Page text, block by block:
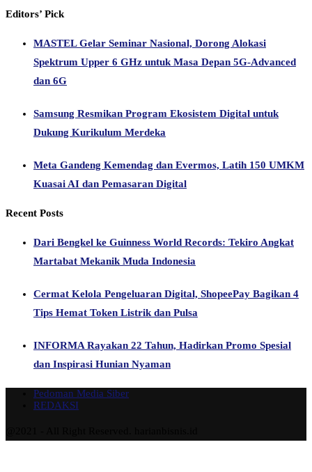
Editors’ Pick
MASTEL Gelar Seminar Nasional, Dorong Alokasi
Spektrum Upper 6 GHz untuk Masa Depan 5G-Advanced
dan 6G
Samsung Resmikan Program Ekosistem Digital untuk
Dukung Kurikulum Merdeka
Meta Gandeng Kemendag dan Evermos, Latih 150 UMKM
Kuasai AI dan Pemasaran Digital
Recent Posts
Dari Bengkel ke Guinness World Records: Tekiro Angkat
Martabat Mekanik Muda Indonesia
Cermat Kelola Pengeluaran Digital, ShopeePay Bagikan 4
Tips Hemat Token Listrik dan Pulsa
INFORMA Rayakan 22 Tahun, Hadirkan Promo Spesial
dan Inspirasi Hunian Nyaman
Pedoman Media Siber
REDAKSI